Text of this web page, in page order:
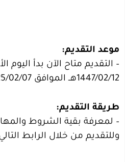
– التقديم متاح الآن بدأ اليوم
1447/02/12هــ الموافق 2025/02/07م.
– لمعرفة بقية الشروط
وللتقديم من خلال الرابط